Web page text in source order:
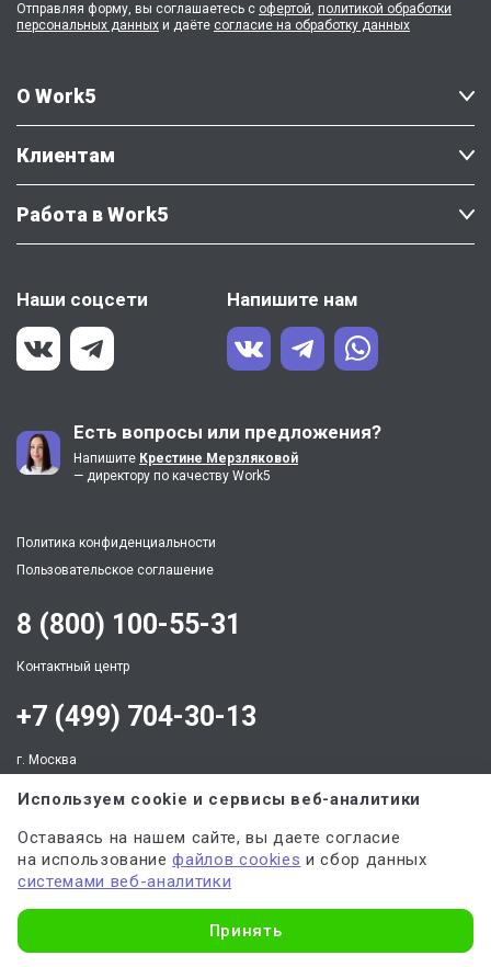
О Work5
Клиентам
Работа в Work5
Наши соцсети Напишите нам
Есть вопросы или предложения?
Напишите Крестине Мерзляковой
— директору по качеству Work5
Политика конфиденциальности
Пользовательское соглашение
Отправляя форму, вы соглашаетесь с офертой, политикой обработки
персональных данных и даёте согласие на обработку данных
8 (800) 100-55-31
Контактный центр
+7 (499) 704-30-13
г. Москва
По будням: пн.-пт. c 9:00 до 21:00,
Используем cookie и сервисы веб-аналитики
Оставаясь на нашем сайте, вы даете согласие
на использованиефайлов cookies и сбор данных
системами веб-аналитики
Принять